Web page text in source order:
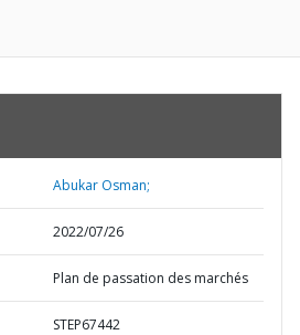
Abukar Osman;
2022/07/26
Plan de passation des marchés
STEP67442